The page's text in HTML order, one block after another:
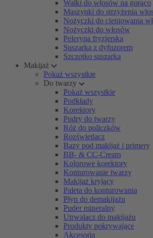
Wałki do włosów na gorąco
Maszynki do strzyżenia
Nożyczki do cieniowania
Nożyczki do włosów
Peleryna fryzjerska
Suszarka z dyfuzorem
Szczotko suszarka
Makijaż
Pokaż wszystkie
Do twarzy
Pokaż wszystkie
Podkłady
Korektory
Pudry do twarzy
Róż do policzków
Rozświetlacz
Bazy pod makijaż i primery
BB- & CC-Cream
Kolorowe korektory
Konturowanie twarzy
Makijaż kryjący
Paleta do konturowania
Płyn do demakijażu
Puder mineralny
Utrwalacz do makijażu
Produkty pokrywające
Akcesoria